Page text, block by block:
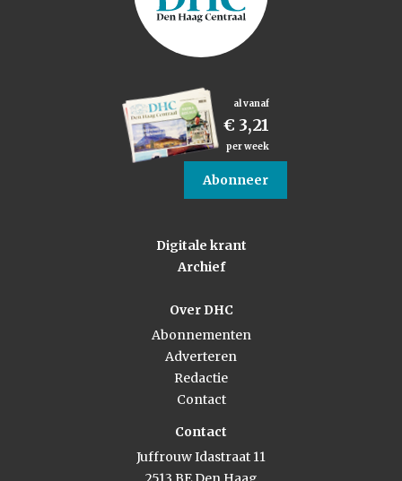
al vanaf
€ 3,21
per week
Abonneer
Digitale krant
Archief
Over DHC
Abonnementen
Adverteren
Redactie
Contact
Contact
Juffrouw Idastraat 11